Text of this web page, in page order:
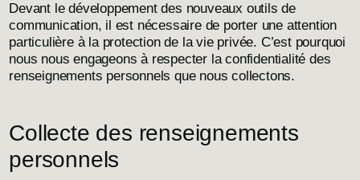
Devant le développement des nouveaux outils de
communication, il est nécessaire de porter une attention
particulière à la protection de la vie privée. C’est pourquoi
nous nous engageons à respecter la confidentialité des
renseignements personnels que nous collectons.
Collecte des renseignements
personnels